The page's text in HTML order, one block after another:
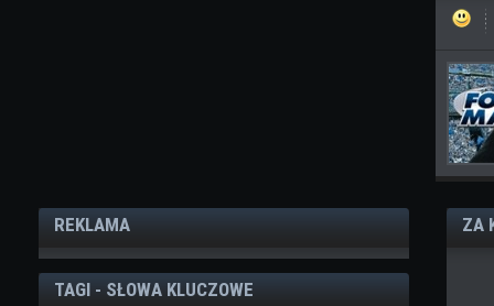
REKLAMA
TAGI - SŁOWA KLUCZOWE
ZA